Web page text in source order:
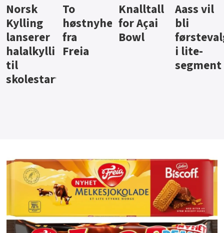
Knalltall
for Açai
Bowl
Aass vil
bli
førstevalg
i lite-
Brus og
jus fra
Berentsen
Hard
iste fra
Hansa